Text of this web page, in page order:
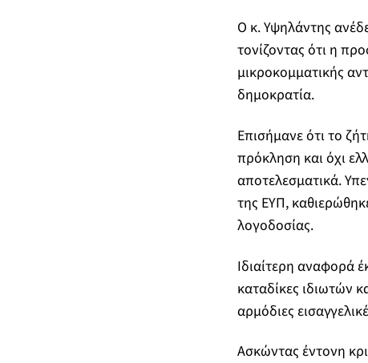
Ο κ. Υψηλάντης
τονίζοντας ότι η
μικροκομματικής
δημοκρατία.
Επισήμανε ότι το
πρόκληση και όχι
αποτελεσματικά.
της ΕΥΠ,
λογοδοσίας.
Ιδιαίτερη αναφορά
καταδίκες ιδιωτών
αρμόδιες
Ασκώντας έντονη